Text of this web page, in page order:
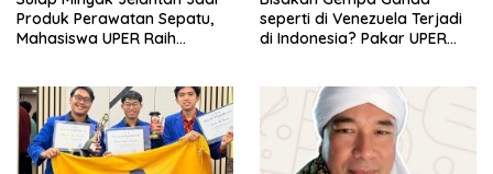
Produk Perawatan Sepatu,
Mahasiswa UPER Raih
seperti di Venezuela Terjadi
di Indonesia? Pakar UPER